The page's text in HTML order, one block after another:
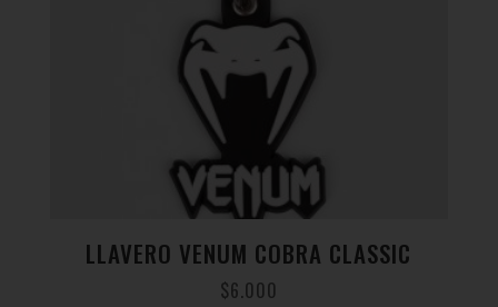
LLAVERO VENUM COBRA CLASSIC
$6.000